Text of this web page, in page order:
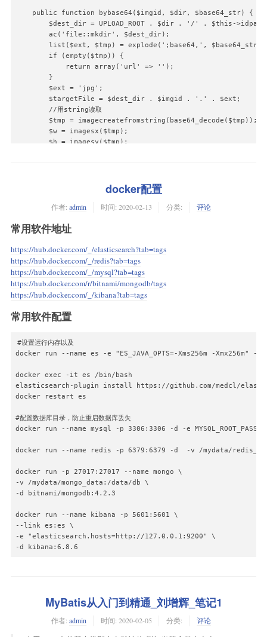
                });
            };
            oImage.onerror = function () {
                alert('没有缩略图，请返回重试');
            }
        oReader.readAsDataURL(oFile);
    public function bybase64($imgid, $dir, $base64_str) {
$dest_dir = UPLOAD_ROOT . $dir . '/' . $this-
        ac('file::mkdir', $dest_dir);
        list($ext, $tmp) = explode(';base64,', $base64_str);
        if (empty($tmp)) {
            return array('url' => '');
        }
        $ext = 'jpg';
        $targetFile = $dest_dir . $imgid . '.' . $ext;
        //用string读取
        $tmp = imagecreatefromstring(base64_decode($tmp));
        $w = imagesx($tmp);
        $h = imagesy($tmp);
imagecopyresized($simg, $tmp, 0, 0, 0, 0, $w, $h,
        imagejpeg($simg, $targetFile, 80);
        imagedestroy($simg);
        $ret['width'] = $w;
        return $ret;
    }
}
// ProfileController.php控制器
        $img = $request->post("img_data");
        if ($img) {
            if ($data) {
                $data['code'] = 1;
                ajax_return($data);
            }
        } else {
        }
    }
docker配置
作者: admin 时间: 2020-02-13 分类: 评论
常用软件地址
https://hub.docker.com/_/elasticsearch?tab=tags
https://hub.docker.com/_/redis?tab=tags
https://hub.docker.com/_/mysql?tab=tags
https://hub.docker.com/r/bitnami/mongodb/tags
https://hub.docker.com/_/kibana?tab=tags
常用软件配置
#设置运行内存以及
docker run --name es -e "ES_JAVA_OPTS=-Xms256m -
docker exec -it es /bin/bash
elasticsearch-plugin install https://github.com/medcl/
docker restart es
#配置数据库目录，防止重启数据库丢失
docker run --name mysql -p 3306:3306 -d -e
docker run --name redis -p 6379:6379 -d  -v /mydata/
docker run -p 27017:27017 --name mongo \
-v /mydata/mongo_data:/data/db \
-d bitnami/mongodb:4.2.3
docker run --name kibana -p 5601:5601 \
--link es:es \
-e "elasticsearch.hosts=http://127.0.0.1:9200" \
MyBatis从入门到精通_刘增辉_笔记1
作者: admin 时间: 2020-02-05 分类: 评论